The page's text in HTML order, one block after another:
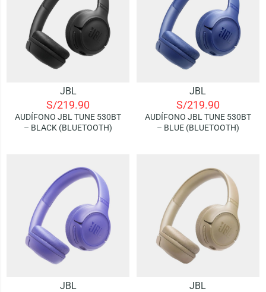
JBL
S/219.90
AUDÍFONO JBL TUNE 530BT
– BLACK (BLUETOOTH)
JBL
S/219.90
AUDÍFONO JBL TUNE 530BT
– BLUE (BLUETOOTH)
JBL JBL